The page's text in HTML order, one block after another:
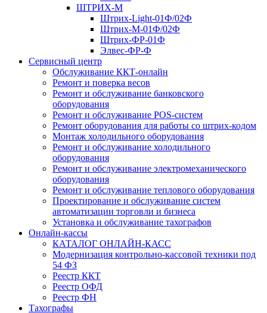
ШТРИХ-М
Штрих-Light-01Ф/02Ф
Штрих-М-01Ф/02Ф
Штрих-ФР-01Ф
Элвес-ФР-Ф
Сервисный центр
Обслуживание ККТ-онлайн
Ремонт и поверка весов
Ремонт и обслуживание банковского
оборудования
Ремонт и обслуживание POS-систем
Ремонт оборудования для работы со штрих-кодом
Монтаж холодильного оборудования
Ремонт и обслуживание холодильного
оборудования
Ремонт и обслуживание электромеханического
оборудования
Ремонт и обслуживание теплового оборудования
Проектирование и обслуживание систем
автоматизации торговли и бизнеса
Установка и обслуживание тахографов
Онлайн-кассы
КАТАЛОГ ОНЛАЙН-КАСС
Модернизация контрольно-кассовой техники под
54 ФЗ
Реестр ККТ
Реестр ОФД
Реестр ФН
Тахографы